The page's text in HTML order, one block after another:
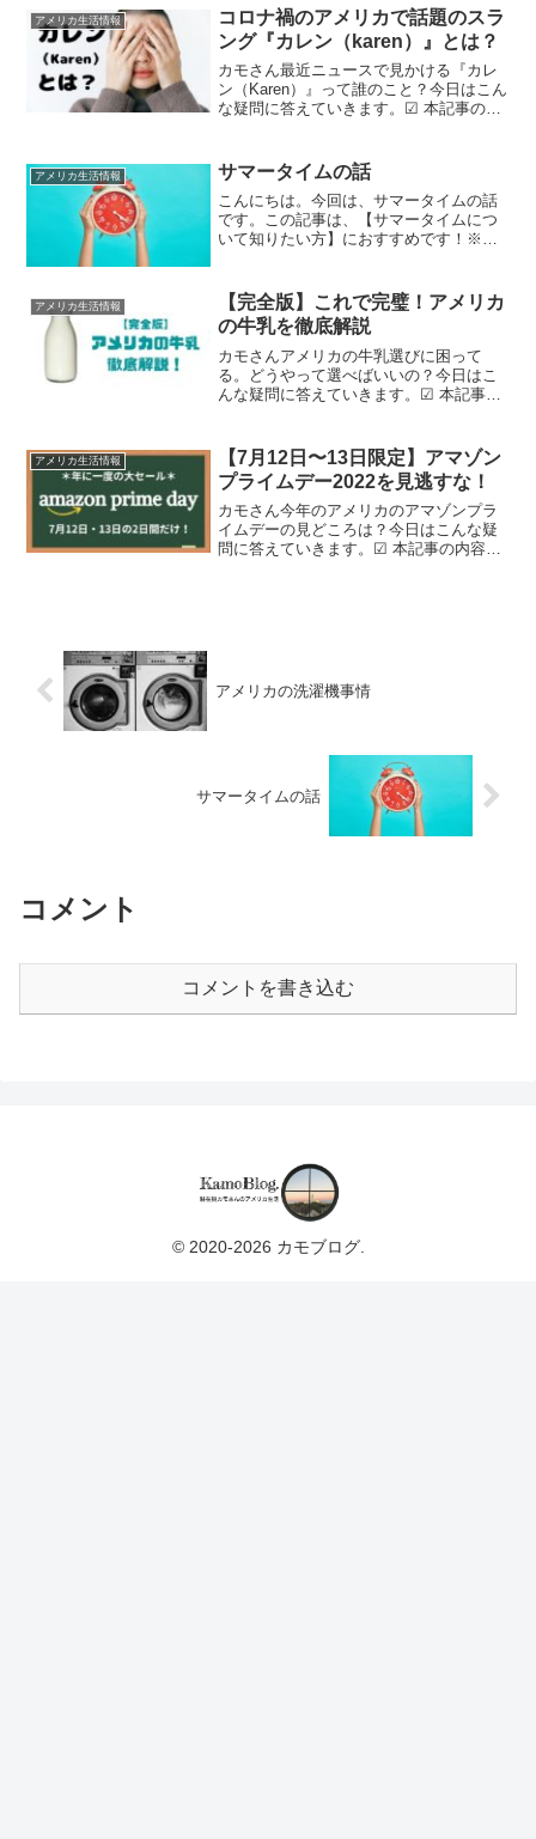
プライバシーポリシーをお読みくださ
い。アメリカの洗濯事情多く...
アメリカ生活情報
コロナ禍のアメリカで話題のスラ
ング『カレン（karen）』とは？
カモさん最近ニュースで見かける『カレ
ン（Karen）』って誰のこと？今日はこん
な疑問に答えていきます。☑ 本記事の内
いている私はアメリカテキサス州在住な
ので、よ...
アメリカ生活情報 サマータイムの話
こんにちは。今回は、サマータイムの話
です。この記事は、【サマータイムにつ
いて知りたい方】におすすめです！※記
ーをお読みください。サマータイムと
は？サマータイムをご存知で...
アメリカ生活情報
【完全版】これで完璧！アメリカ
の牛乳を徹底解説
カモさんアメリカの牛乳選びに困って
る。どうやって選べばいいの？今日はこ
んな疑問に答えていきます。☑ 本記事の
の記事を書いている私はアメリカ在住
で、牛乳選びの失敗を経験...
アメリカ生活情報
【7月12日〜13日限定】アマゾン
プライムデー2022を見逃すな！
カモさん今年のアメリカのアマゾンプラ
イムデーの見どころは？今日はこんな疑
問に答えていきます。☑ 本記事の内容
アメリカの洗濯機事情
サマータイムの話
コメント
コメントを書き込む
© 2020-2026 カモブログ.